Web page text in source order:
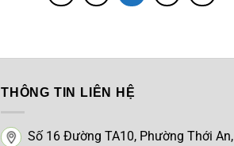
THÔNG TIN LIÊN HỆ
Số 16 Đường TA10, Phường Thới An,